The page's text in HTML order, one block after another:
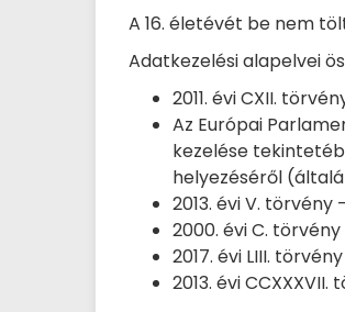
A 16. életévét be nem
Adatkezelési alapelvei
2011. évi CXII.
Az Európai
kezelése
helyezéséről
2013. évi V.
2000. évi C.
2017. évi LIII.
2013. évi